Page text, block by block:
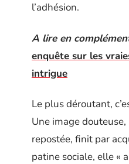
l’adhésion.
A lire en
enquête sur les
intrigue
Le plus déroutant,
Une image
repostée, finit par
patine sociale, elle «